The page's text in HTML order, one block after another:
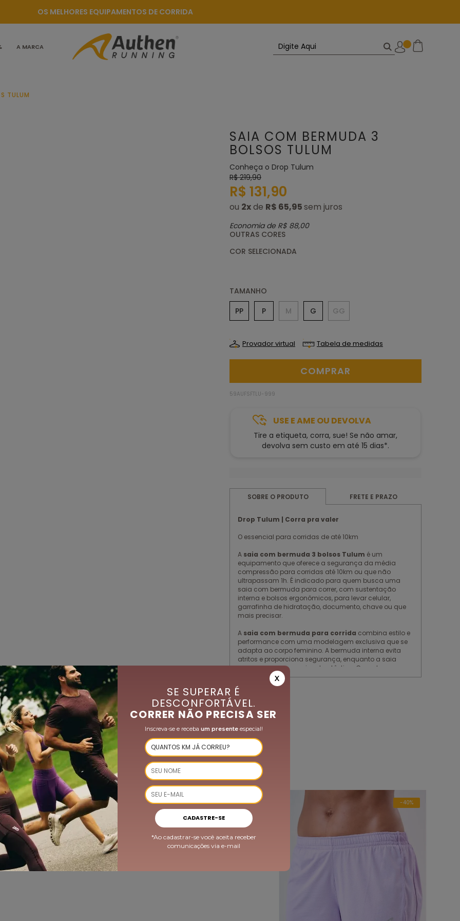
OS MELHORES EQUIPAMENTOS DE CORRIDA
A MARCA
TULUM
SAIA COM BERMUDA 3
BOLSOS TULUM
Conheça o Drop Tulum
R$ 219,90
R$ 131,90
ou 2xde R$ 65,95
Economia de R$ 88,00
OUTRAS CORES
TAMANHO
PP
P M G GG
Provador virtual Tabela de medidas
59AUFSFTLU-999
USE E AME OU DEVOLVA
Tire a etiqueta, corra, sue! Se não amar,
devolva sem custo em até 15 dias*.
SOBRE O PRODUTO FRETE E PRAZO
Drop Tulum | Corra pra valer
O essencial para corridas de até 10km
A saia com bermuda 3 bolsos Tulum é um
equipamento que oferece a segurança da média
compressão para corridas até 10km ou que não
ultrapassam 1h. É indicado para quem busca uma
saia com bermuda para correr, com sustentação
interna e bolsos ergonômicos, para levar celular,
garrafinha de hidratação, documento, chave ou que
mais precisar.
A saia com bermuda para corrida combina estilo e
performance com uma modelagem exclusiva que se
adapta ao corpo feminino. A bermuda interna evita
atritos e proporciona segurança, enquanto a saia
externa garante um visual autêntico. Garanta a sua e
corra com confiança e conforto!
Tecnologias pensadas para o corpo feminino:
compressão, que reduz a tripidação dos
músculos e microlesões causadas pelo
impacto da corrida, ideal para atividades
moderadas, até 1h.
Modelagem Exclusiva Authen:
de saia externa com modelagem ergonômica,
tecido ultraleve e elastizado, com acabamentos
selados, garantindo conforto e flexibilidade, com
bermuda interna de média compressão. Cós
anatômico para maior suporte à região
abdominal, projetado para auxiliar na
consciência postural, evitando desgaste na
coluna e preservando a musculatura infra-
abdominal. Garante ainda que a peça não
fique descendo durante a corrida. Barra da saia
cortada a fio para garantir a leveza, caimento e
estrategicamente e ergonomicamente
para sua corrida: hidratação, alimentação,
chaves, celular, dinheiro, cartão, etc., de maneira
QUEM VIU, COMPROU TAMBÉM
-40% -35% -40%
X
SE SUPERAR É
DESCONFORTÁVEL.
CORRER NÃO PRECISA SER
Inscreva-se e receba um presenteespecial!
CADASTRE-SE
*Ao cadastrar-se você aceita receber
comunicações via e-mail